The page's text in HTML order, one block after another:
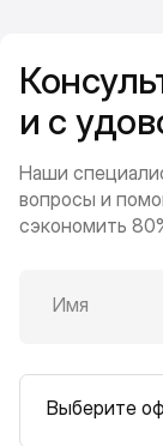
и с
Наши
вопросы и
сэкономить
Имя
Выберите